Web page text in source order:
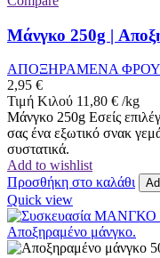
Μάνγκο 250g |
ΑΠΟΞΗΡΑΜΕΝΑ
2,95 €
Τιμή Κιλού 11,80 € /kg
Μάνγκο 250g Εσείς
σας ένα εξωτικό σνακ
συστατικά.
Add to wishlist
Προσθήκη στο καλάθι
Quick view